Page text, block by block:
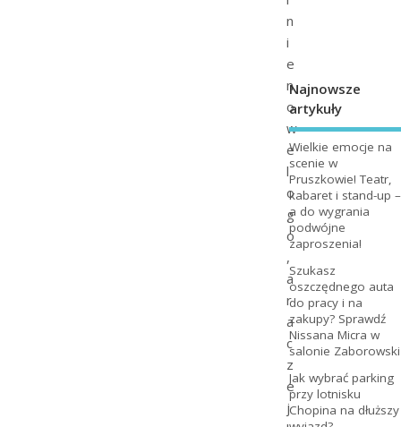
n
i
e
n
o
w
e
l
o
g
o
,
a
r
a
c
z
e
j
Najnowsze
artykuły
Wielkie emocje na
scenie w
Pruszkowie! Teatr,
kabaret i stand-up –
a do wygrania
podwójne
zaproszenia!
Szukasz
oszczędnego auta
do pracy i na
zakupy? Sprawdź
Nissana Micra w
salonie Zaborowski
Jak wybrać parking
przy lotnisku
Chopina na dłuższy